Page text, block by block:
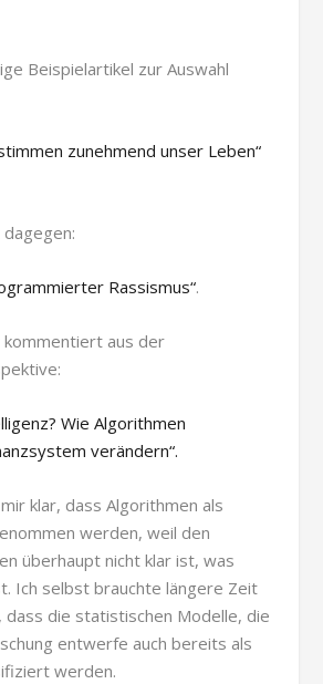
Beispielartikel zur Auswahl
zunehmend unser Leben“
Rassismus“.
kommentiert aus der
Wie Algorithmen
verändern“.
klar, dass Algorithmen als
werden, weil den
überhaupt nicht klar ist, was
Ich selbst brauchte längere Zeit
dass die statistischen Modelle, die
entwerfe auch bereits als
werden.